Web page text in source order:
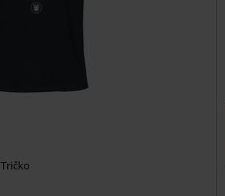
Tričko